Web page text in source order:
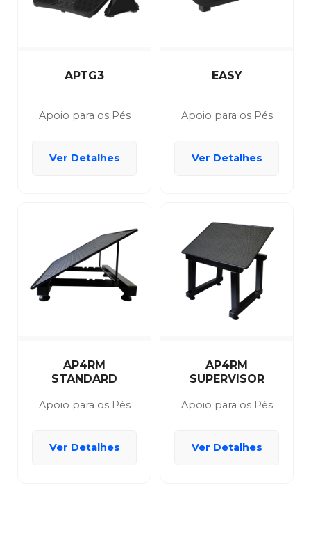
APTG3
Apoio para os Pés
Ver Detalhes
EASY
Apoio para os Pés
Ver Detalhes
AP4RM
STANDARD
Apoio para os Pés
Ver Detalhes
AP4RM
SUPERVISOR
Apoio para os Pés
Ver Detalhes